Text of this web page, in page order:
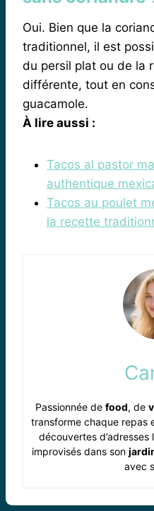
Oui. Bien que la
traditionnel, il est
du persil plat ou de la
différente, tout en
guacamole.
À lire aussi :
Tacos al pastor
authentique
Tacos au poulet
la recette
Passionnée de food, de
transforme chaque repas
découvertes
improvisés dans son
avec